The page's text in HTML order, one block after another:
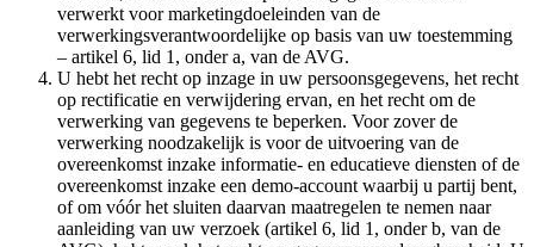
verwerkt voor marketingdoeleinden van de
verwerkingsverantwoordelijke op basis van uw toestemming
– artikel 6, lid 1, onder a, van de AVG.
U hebt het recht op inzage in uw persoonsgegevens, het recht
op rectificatie en verwijdering ervan, en het recht om de
verwerking van gegevens te beperken. Voor zover de
verwerking noodzakelijk is voor de uitvoering van de
overeenkomst inzake informatie- en educatieve diensten of de
overeenkomst inzake een demo-account waarbij u partij bent,
of om vóór het sluiten daarvan maatregelen te nemen naar
aanleiding van uw verzoek (artikel 6, lid 1, onder b, van de